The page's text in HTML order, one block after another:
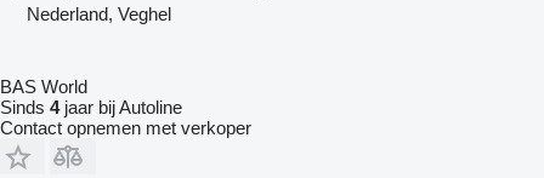
Nederland, Veghel
BAS World
Sinds 4jaar bij Autoline
Contact opnemen met verkoper